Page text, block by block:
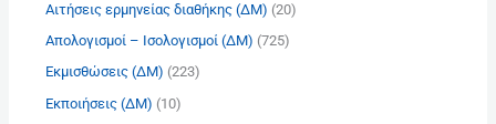
Αιτήσεις ερμηνείας διαθήκης (ΔΜ) (20)
Απολογισμοί – Ισολογισμοί (ΔΜ) (725)
Εκμισθώσεις (ΔΜ) (223)
Εκποιήσεις (ΔΜ) (10)